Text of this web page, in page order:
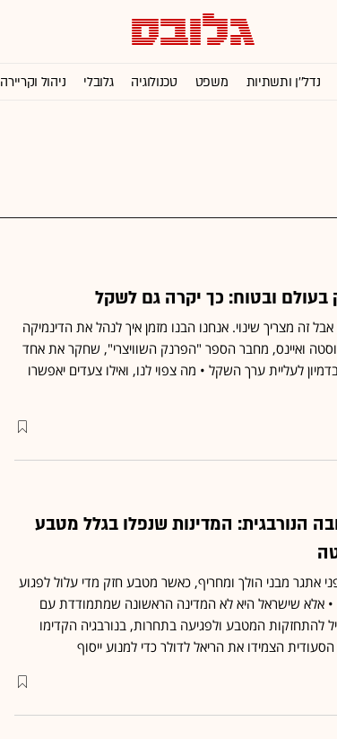
נדל''ן ותשתיות משפט טכנולוגיה גלובלי ניהול וקריירה
ובטוח: כך יקרה גם לשקל
זה מצריך שינוי. אנחנו הבנו מזמן איך לנהל את הדינמיקה
ואיינס, מחבר הספר "הפרנק השוויצרי", שחקר את אחד
לעליית ערך השקל • מה צפוי לנו, ואילו צעדים יאפשרו
הנורבגית: המדינות שנפלו בגלל מטבע
מבני הולך ומחריף, כאשר מטבע חזק מדי עלול לפגוע
• אלא שישראל היא לא המדינה הראשונה שמתמודדת עם
להתחזקות המטבע ולפגיעה בתחרות, בנורבגיה הקדימו
הצמידו את הריאל לדולר כדי למנוע ייסוף